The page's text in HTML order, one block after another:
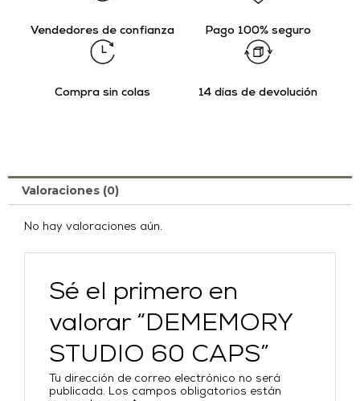
Vendedores de confianza Pago 100% seguro
Compra sin colas 14 días de devolución
Valoraciones (0)
No hay valoraciones aún.
Sé el primero en
valorar “DEMEMORY
STUDIO 60 CAPS”
Tu dirección de correo electrónico no será
publicada. Los campos obligatorios están